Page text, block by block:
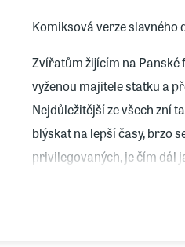
Komiksová verze
Zvířatům žijícím na
vyženou majitele statku a
Nejdůležitější ze všech zní
blýskat na lepší časy, brzo
privilegovaných, je čím dál